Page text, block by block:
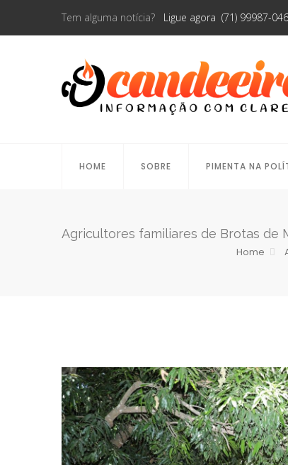
Tem alguma notícia? Ligue agora (71) 99987-
HOME SOBRE PIMENTA NA
Agricultores familiares de Brotas de
Home